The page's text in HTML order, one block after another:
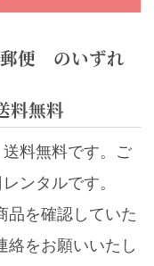
郵便 のいずれ
料無料
料無料です。ご
ンタルです。
品を確認していた
絡をお願いいたし